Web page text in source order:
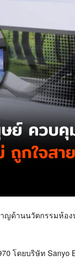
ด้านนวัตกรรมห้อง
โดยบริษัท Sanyo